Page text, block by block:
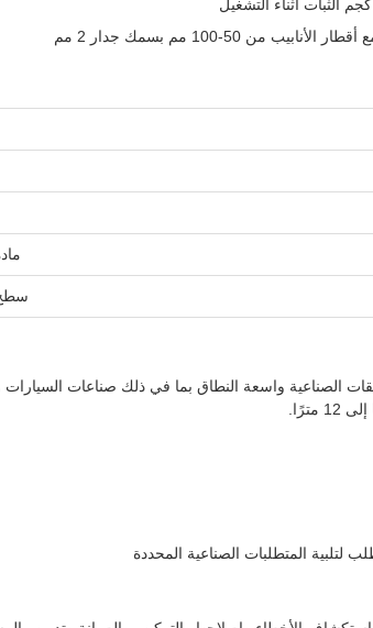
الأنابيب من 50-100 مم بسمك جدار 2 مم
سطح
لتلبية المتطلبات الصناعية المحددة